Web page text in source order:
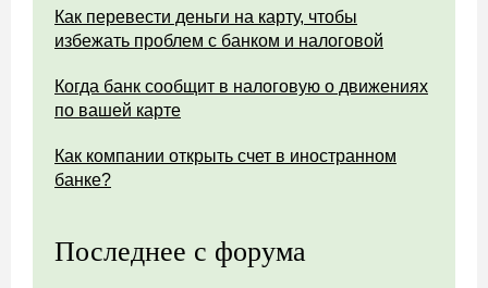
Как перевести деньги на карту, чтобы
избежать проблем с банком и налоговой
Когда банк сообщит в налоговую о движениях
по вашей карте
Как компании открыть счет в иностранном
банке?
Последнее с форума